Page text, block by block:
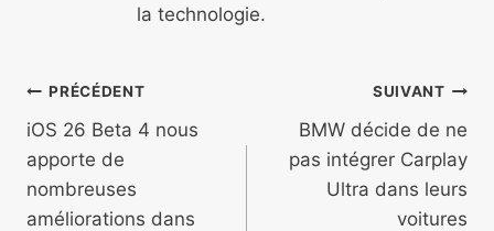
la technologie.
Navigation
de
l’article
PRÉCÉDENT
iOS 26 Beta 4 nous
apporte de
nombreuses
améliorations dans
SUIVANT
BMW décide de ne
pas intégrer Carplay
Ultra dans leurs
voitures